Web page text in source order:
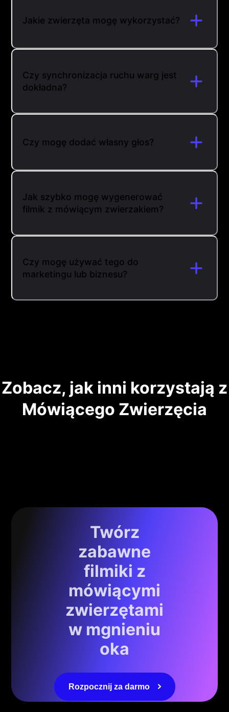
Jakie zwierzęta mogę wykorzystać?
Czy synchronizacja ruchu warg jest
dokładna?
Czy mogę dodać własny głos?
Jak szybko mogę wygenerować
filmik z mówiącym zwierzakiem?
Czy mogę używać tego do
marketingu lub biznesu?
Zobacz, jak inni korzystają z
Mówiącego Zwierzęcia
Twórz
zabawne
filmiki z
mówiącymi
zwierzętami
w mgnieniu
oka
Rozpocznij za darmo